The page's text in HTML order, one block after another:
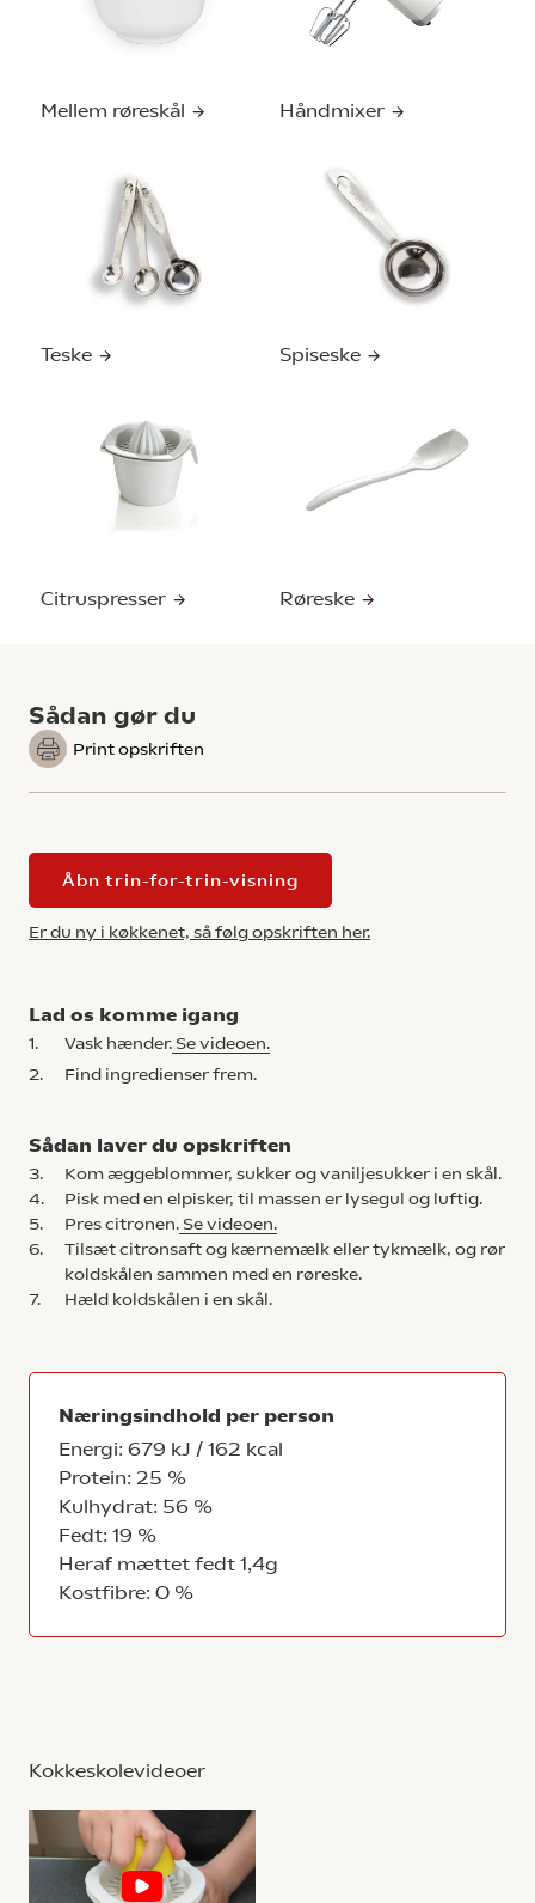
Mellem røreskål Håndmixer
Teske Spiseske
Citruspresser Røreske
Sådan gør du
Print opskriften
Åbn trin-for-trin-visning
Er du ny i køkkenet, så følg opskriften her.
Lad os komme igang
1. Vask hænder. Se videoen.
2.
Find ingredienser frem.
Sådan laver du opskriften
3.
Kom æggeblommer, sukker og vaniljesukker i en skål.
4.
Pisk med en elpisker, til massen er lysegul og luftig.
5.
Pres citronen. Se videoen.
6.
Tilsæt citronsaft og kærnemælk eller tykmælk, og rør
koldskålen sammen med en røreske.
7.
Hæld koldskålen i en skål.
Næringsindhold per person
Energi: 679 kJ / 162 kcal
Protein: 25 %
Kulhydrat: 56 %
Fedt: 19 %
Heraf mættet fedt 1,4g
Kostfibre: 0 %
Kokkeskolevideoer